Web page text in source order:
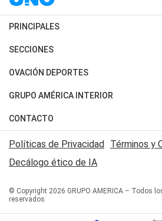
PRINCIPALES
Últimas Noticias
Política
Judiciales
Economia
SECCIONES
Horóscopo
Motores
Trucos caseros
Series y Películas
Edictos y Solicitadas
OVACIÓN DEPORTES
Fútbol
Mundial
Automovilismo
Rugby
Básquet
GRUPO AMÉRICA INTERIOR
Canal 7 en Vivo
San Juan 8
CONTACTO
Acerca de Nosotros
Contactanos
Políticas de Privacidad Términos y
Decálogo ético de IA
© Copyright 2026 GRUPO AMERICA – Todos
reservados